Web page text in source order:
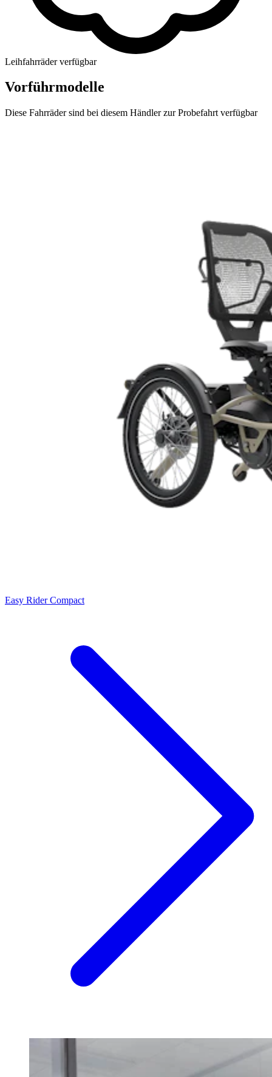
Leihfahrräder verfügbar
Vorführmodelle
Diese Fahrräder sind bei diesem Händler zur Probefahrt verfügbar
Easy Rider Compact